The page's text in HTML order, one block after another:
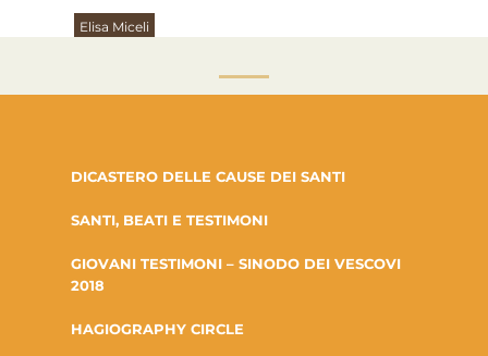
Elisa Miceli
DICASTERO DELLE CAUSE DEI SANTI
SANTI, BEATI E TESTIMONI
GIOVANI TESTIMONI – SINODO DEI VESCOVI
2018
HAGIOGRAPHY CIRCLE